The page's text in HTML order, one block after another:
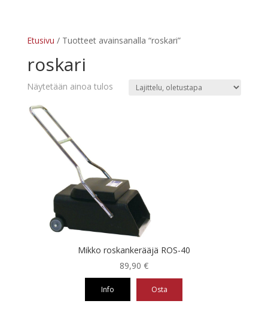
Etusivu / Tuotteet avainsanalla “roskari”
roskari
Näytetään ainoa tulos
Mikko roskankerääjä ROS-40
89,90 €
Info Osta